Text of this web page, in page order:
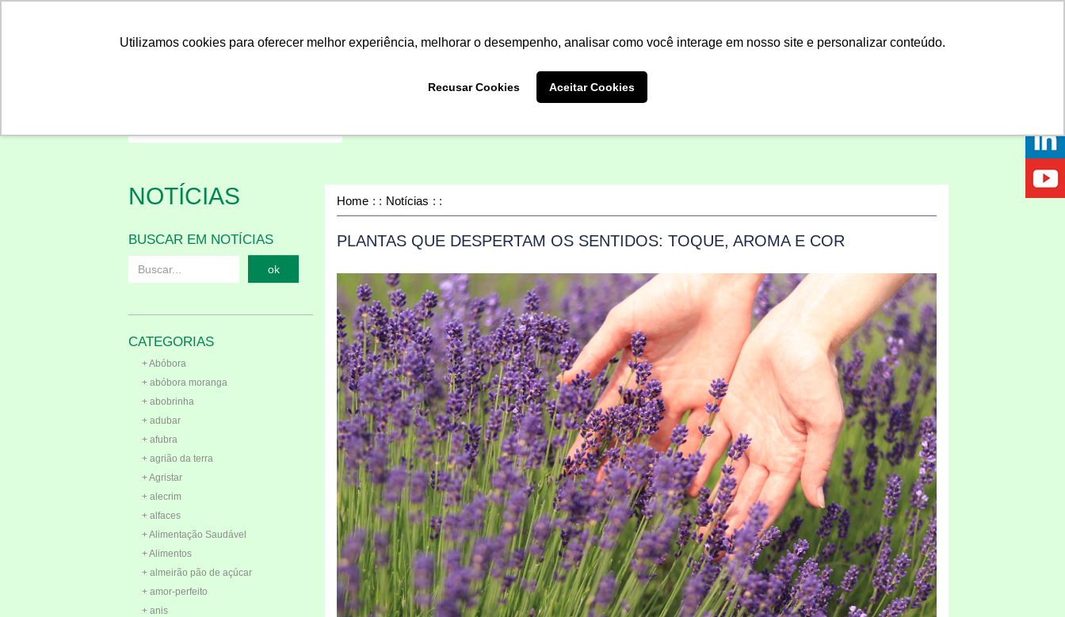
Utilizamos cookies para oferecer melhor experiência, melhorar o desempenho, analisar como você interage em nosso site e personalizar conteúdo.
Recusar Cookies Aceitar Cookies
NOTÍCIAS
BUSCAR EM NOTÍCIAS
ok
CATEGORIAS
+ Abóbora
+ abóbora moranga
+ abobrinha
+ adubar
+ afubra
+ agrião da terra
+ Agristar
+ alecrim
+ alfaces
+ Alimentação Saudável
+ Alimentos
+ almeirão pão de açúcar
+ amor-perfeito
+ anis
Home Notícias
PLANTAS QUE DESPERTAM OS SENTIDOS: TOQUE, AROMA E COR